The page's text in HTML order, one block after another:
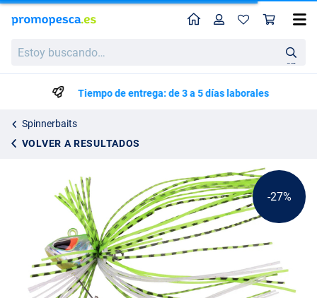
buscando…
en
Perfil
Tiempo de entrega: de 3 a 5 días laborales
Spinnerbaits
VOLVER A RESULTADOS
Zeck BA Spinner-Rushka Spinnerbait 15 g (Sin Plomo)
12.95
-27%